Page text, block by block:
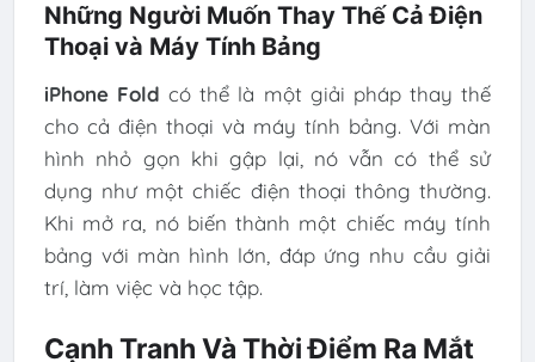
Những Người Muốn Thay Thế Cả Điện
Thoại và Máy Tính Bảng
iPhone Fold có thể là một giải pháp thay thế
cho cả điện thoại và máy tính bảng. Với màn
hình nhỏ gọn khi gập lại, nó vẫn có thể sử
dụng như một chiếc điện thoại thông thường.
Khi mở ra, nó biến thành một chiếc máy tính
bảng với màn hình lớn, đáp ứng nhu cầu giải
trí, làm việc và học tập.
Cạnh Tranh Và Thời Điểm Ra Mắt